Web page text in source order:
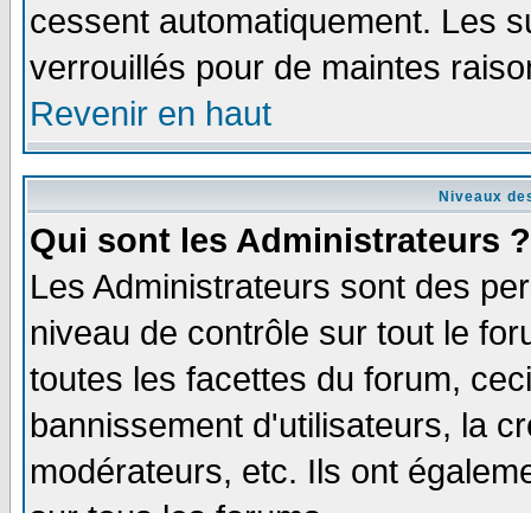
cessent automatiquement. Les
verrouillés pour de maintes
Revenir en haut
Niveaux
Qui sont les Administrateurs ?
Les Administrateurs sont des
niveau de contrôle sur tout le
toutes les facettes du forum,
bannissement d'utilisateurs, la
modérateurs, etc. Ils ont